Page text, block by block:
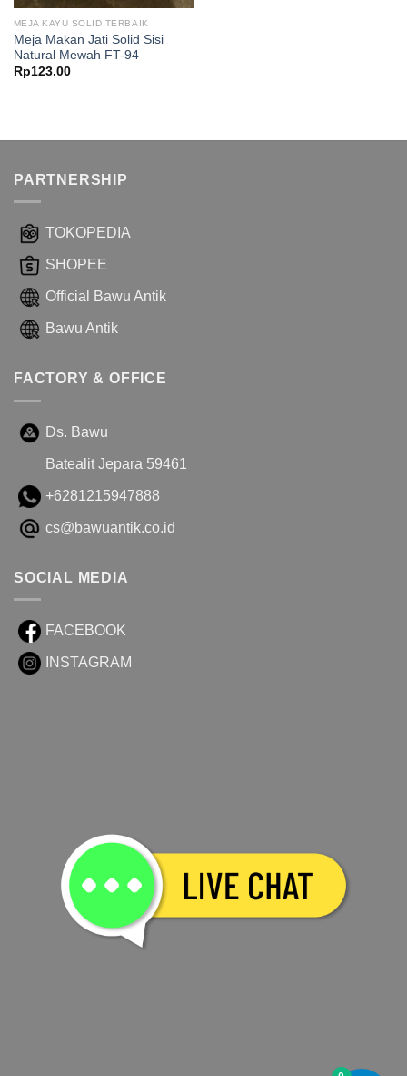
MEJA KAYU SOLID TERBAIK
Meja Makan Jati Solid Sisi
Natural Mewah FT-94
Rp123.00
PARTNERSHIP
TOKOPEDIA
SHOPEE
Official Bawu Antik
Bawu Antik
FACTORY & OFFICE
Ds. Bawu
Batealit Jepara 59461
+6281215947888
cs@bawuantik.co.id
SOCIAL MEDIA
FACEBOOK
INSTAGRAM